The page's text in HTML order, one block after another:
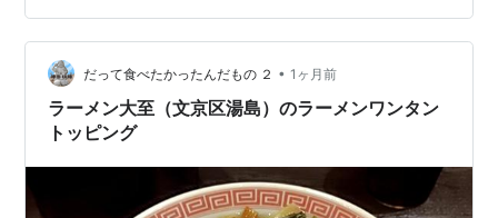
だって食べたかったんだもの ２ • 1ヶ月前
ラーメン大至（文京区湯島）のラーメンワンタン
トッピング